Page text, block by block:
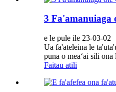
3 Fa'amanuiaga
e le pule ile 23-03-02
Ua fa'ateleina le
puna o meaʻai sili ona
Faitau atili